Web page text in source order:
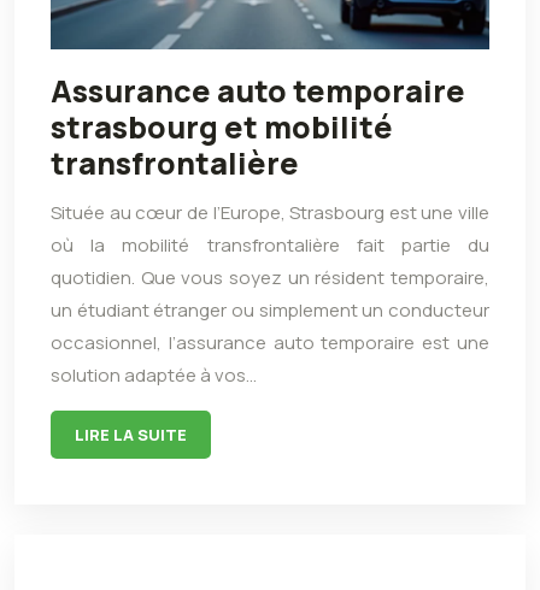
Assurance auto temporaire
strasbourg et mobilité
transfrontalière
Située au cœur de l’Europe, Strasbourg est une ville
où la mobilité transfrontalière fait partie du
quotidien. Que vous soyez un résident temporaire,
un étudiant étranger ou simplement un conducteur
occasionnel, l’assurance auto temporaire est une
solution adaptée à vos…
LIRE LA SUITE